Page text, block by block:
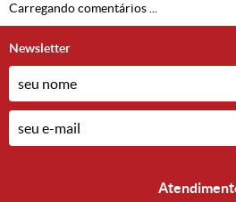
Carregando comentários ...
Newsletter